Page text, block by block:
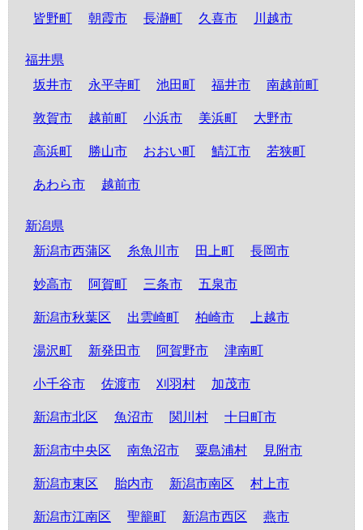
皆野町 朝霞市 長瀞町 久喜市 川越市
福井県
坂井市
永平寺町 池田町 福井市 南越前町
敦賀市 越前町 小浜市 美浜町 大野市
高浜町 勝山市 おおい町 鯖江市 若狭町
あわら市 越前市
新潟県
新潟市西蒲区
糸魚川市 田上町 長岡市
妙高市 阿賀町 三条市 五泉市
新潟市秋葉区 出雲崎町 柏崎市 上越市
湯沢町 新発田市 阿賀野市 津南町
小千谷市 佐渡市 刈羽村 加茂市
新潟市北区 魚沼市 関川村 十日町市
新潟市中央区 南魚沼市 粟島浦村 見附市
新潟市東区 胎内市 新潟市南区 村上市
新潟市江南区 聖籠町 新潟市西区 燕市